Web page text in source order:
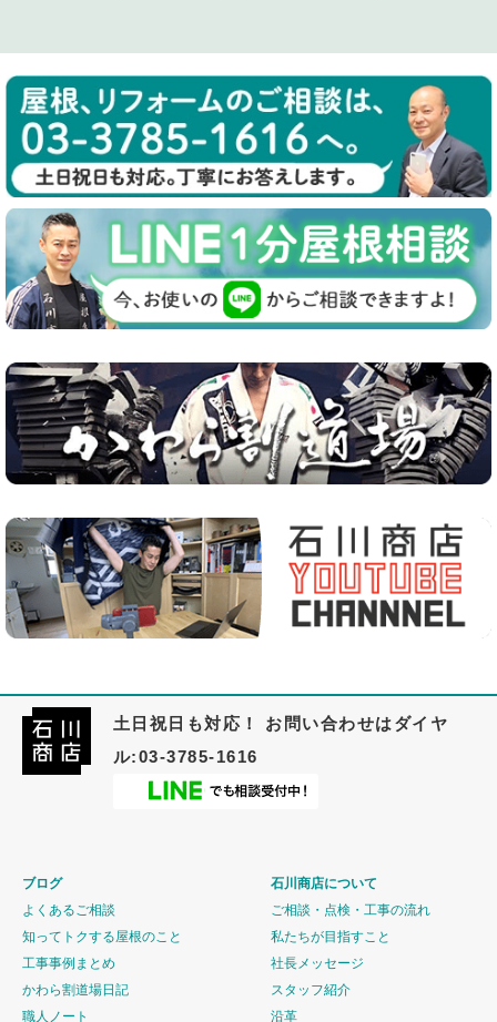
土日祝日も対応！ お問い合わせはダイヤ
ル:03-3785-1616
ブログ
よくあるご相談
知ってトクする屋根のこと
工事事例まとめ
かわら割道場日記
職人ノート
石川商店について
ご相談・点検・工事の流れ
私たちが目指すこと
社長メッセージ
スタッフ紹介
沿革